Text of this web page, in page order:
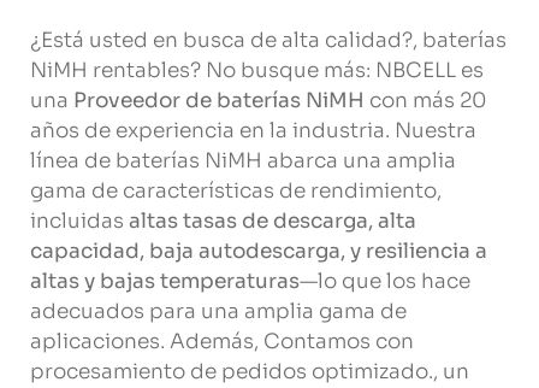
¿Está usted en busca de alta calidad?, baterías
NiMH rentables? No busque más: NBCELL es
una Proveedor de baterías NiMH con más 20
años de experiencia en la industria. Nuestra
línea de baterías NiMH abarca una amplia
gama de características de rendimiento,
incluidas altas tasas de descarga, alta
capacidad, baja autodescarga, y resiliencia a
altas y bajas temperaturas—lo que los hace
adecuados para una amplia gama de
aplicaciones. Además, Contamos con
procesamiento de pedidos optimizado., un